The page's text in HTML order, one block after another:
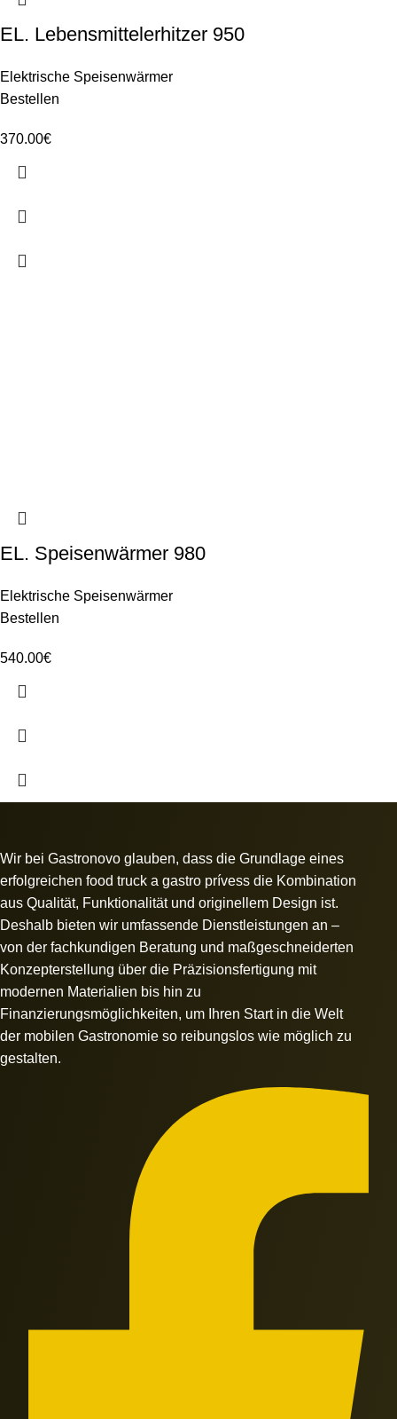
EL. Lebensmittelerhitzer 950
Elektrische Speisenwärmer
Bestellen
370.00€
EL. Speisenwärmer 980
Elektrische Speisenwärmer
Bestellen
540.00€
Wir bei Gastronovo glauben, dass die Grundlage eines
erfolgreichen food truck a gastro prívess die Kombination
aus Qualität, Funktionalität und originellem Design ist.
Deshalb bieten wir umfassende Dienstleistungen an –
von der fachkundigen Beratung und maßgeschneiderten
Konzepterstellung über die Präzisionsfertigung mit
modernen Materialien bis hin zu
Finanzierungsmöglichkeiten, um Ihren Start in die Welt
der mobilen Gastronomie so reibungslos wie möglich zu
gestalten.